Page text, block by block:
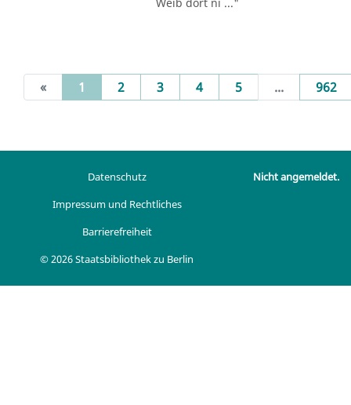
« 1 (current)
2 3 4 5 ... 962
Datenschutz
Impressum und Rechtliches
Barrierefreiheit
© 2026 Staatsbibliothek zu Berlin
Nicht angemeldet.